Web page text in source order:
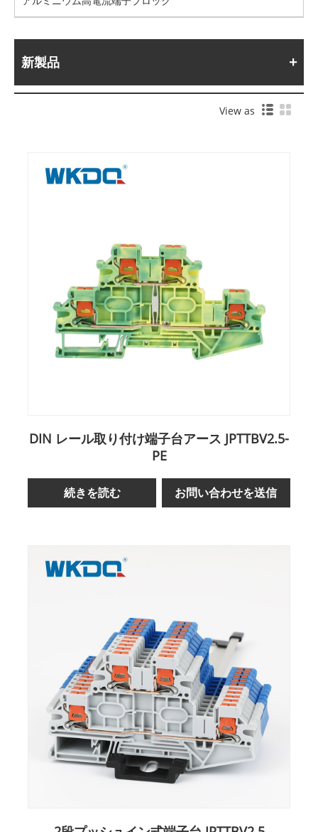
新製品
View as
DIN レール取り付け端子台アース JPTTBV2.5-
PE
続きを読む お問い合わせを送信